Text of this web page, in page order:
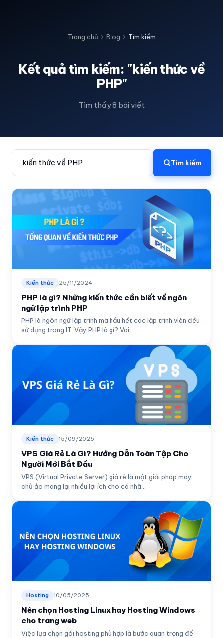
Trang chủ Blog Tìm kiếm
Kết quả tìm kiếm: "kiến thức về
PHP"
Tìm thấy 8 bài viết
Tìm kiếm
Kiến thức 25/11/2024
PHP là gì? Những kiến thức cần biết về ngôn
ngữ lập trình PHP
PHP là ngôn ngữ lập trình mà hầu hết các lập trình viên đều
sử dụng trong IT. Vậy PHP là gì? Vai ...
Kiến thức 15/09/2025
VPS Giá Rẻ Là Gì? Hướng Dẫn Toàn Tập Cho
Người Mới Bắt Đầu
VPS (Virtual Private Server) giá rẻ là một giải pháp máy
chủ ảo mang lại nhiều lợi ích cho cá nhâ...
Hosting 10/05/2025
Nên chọn Hosting Linux hay Hosting Windows
cho trang web
Việc lựa chọn gói hosting phù hợp là bước quan trọng để